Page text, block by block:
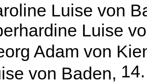
Luise von
Luise
Adam von
von Baden,